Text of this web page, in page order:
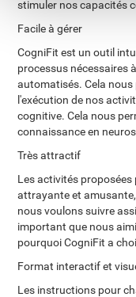
stimuler nos capacités
Facile à gérer
CogniFit est un outil
processus nécessaires
automatisés. Cela
l'exécution de nos
cognitive. Cela nous
connaissance en
Très attractif
Les activités
attrayante et
nous voulons suivre
important que nous
pourquoi CogniFit a
Format interactif et
Les instructions pour